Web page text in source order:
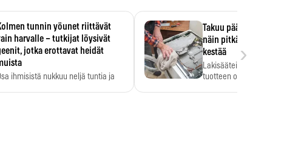
tunnin yöunet riittävät
harvalle – tutkijat löysivät
jotka erottavat heidät
ihmisistä nukkuu neljä tuntia ja
Takuu päättyi,
näin pitkään
kestää
Lakisääteinen
tuotteen oletetun
›